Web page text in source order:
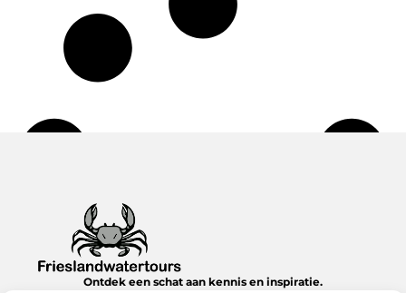
Ontdek een schat aan kennis en inspiratie.